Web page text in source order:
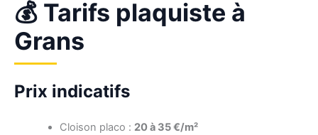
💰 Tarifs plaquiste à
Grans
Prix indicatifs
Cloison placo : 20 à 35 €/m²